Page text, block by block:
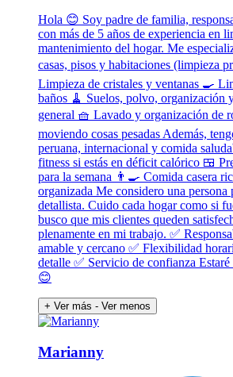
Hola 😊 Soy padre de familia,
con más de 5 años de experiencia en
mantenimiento del hogar. Me
casas, pisos y habitaciones (limpieza
Limpieza de cristales y ventanas 🍳
baños 🧹 Suelos, polvo, organización
general 🧺 Lavado y organización de
moviendo cosas pesadas Además,
peruana, internacional y comida
fitness si estás en déficit calórico 🍱
para la semana 👨‍🍳 Comida casera
organizada Me considero una persona
detallista. Cuido cada hogar como si
busco que mis clientes queden
plenamente en mi trabajo. ✅
amable y cercano ✅ Flexibilidad
detalle ✅ Servicio de confianza
😊
+ Ver más - Ver menos
Marianny